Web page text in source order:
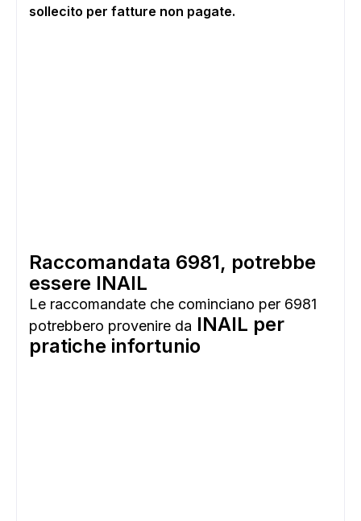
sollecito per fatture non pagate.
Raccomandata 6981, potrebbe
essere INAIL
Le raccomandate che cominciano per 6981
potrebbero provenire da INAIL per
pratiche infortunio